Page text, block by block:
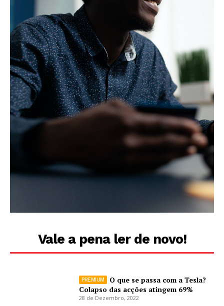
Vale a pena ler de novo!
O que se passa com a Tesla?
Colapso das acções atingem 69%
28 de Dezembro, 2022